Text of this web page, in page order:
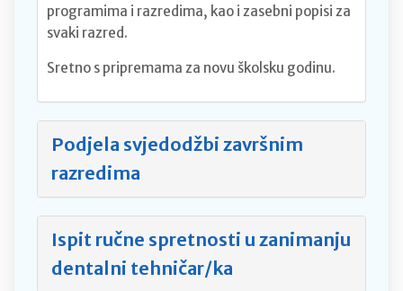
programima i razredima, kao i zasebni popisi za
svaki razred.
Sretno s pripremama za novu školsku godinu.
Podjela svjedodžbi završnim
razredima
Ispit ručne spretnosti u zanimanju
dentalni tehničar/ka